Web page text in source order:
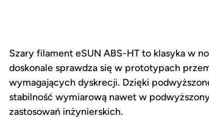
Szary filament eSUN ABS-HT to klasyka w
doskonale sprawdza się w prototypach
wymagających dyskrecji. Dzięki
stabilność wymiarową nawet w
zastosowań inżynierskich.